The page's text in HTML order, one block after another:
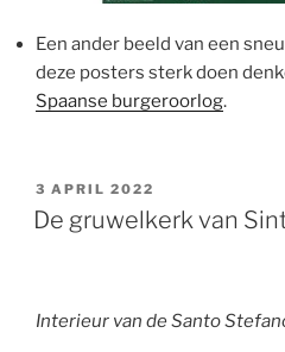
Een ander beeld van een
deze posters sterk doen
Spaanse burgeroorlog.
GEPLAATST
OP
3 APRIL 2022
De gruwelkerk van
Interieur van de Santo